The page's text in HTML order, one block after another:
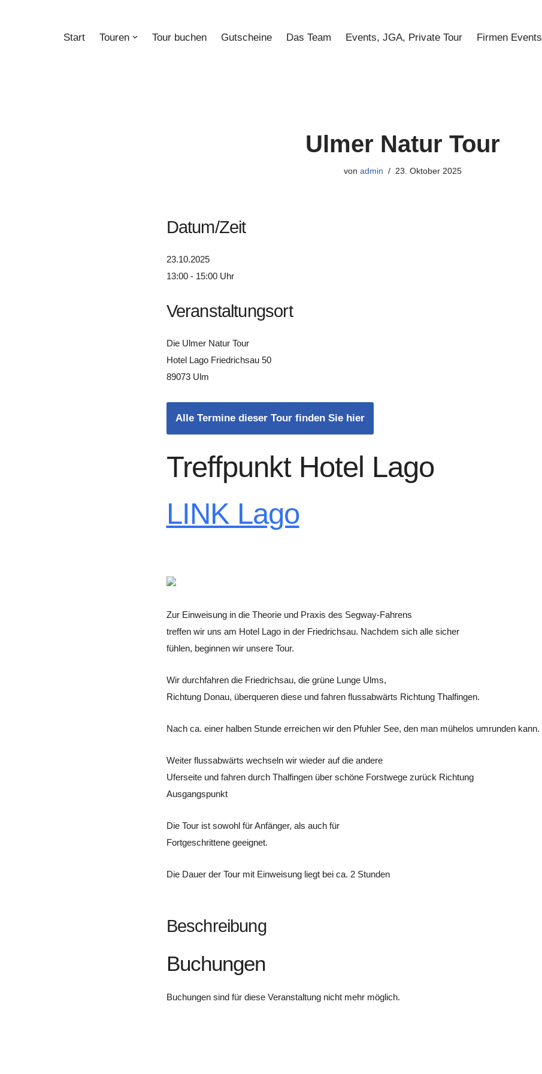
Start Touren Tour buchen Gutscheine Das Team Events, JGA, Private Tour Firmen Events
Ulmer Natur Tour
von admin 23. Oktober 2025
Datum/Zeit
23.10.2025
13:00 - 15:00 Uhr
Veranstaltungsort
Die Ulmer Natur Tour
Hotel Lago Friedrichsau 50
89073 Ulm
Alle Termine dieser Tour finden Sie hier
Treffpunkt Hotel Lago
LINK Lago
Zur Einweisung in die Theorie und Praxis des Segway-Fahrens
treffen wir uns am Hotel Lago in der Friedrichsau. Nachdem sich alle sicher
fühlen, beginnen wir unsere Tour.
Wir durchfahren die Friedrichsau, die grüne Lunge Ulms,
Richtung Donau, überqueren diese und fahren flussabwärts Richtung Thalfingen.
Nach ca. einer halben Stunde erreichen wir den PfuhlerSee, den man mühelos umrunden kann.
Weiter flussabwärts wechseln wir wieder auf die andere
Uferseite und fahren durch Thalfingen über schöne Forstwege zurück Richtung
Ausgangspunkt
Die Tour ist sowohl für Anfänger, als auch für
Fortgeschrittene geeignet.
Die Dauer der Tour mit Einweisung liegt bei ca. 2 Stunden
Beschreibung
Buchungen
Buchungen sind für diese Veranstaltung nicht mehr möglich.